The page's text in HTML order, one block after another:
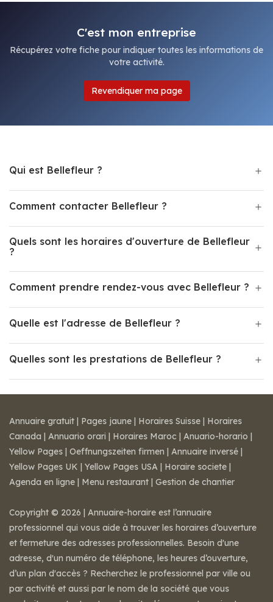
C'est mon entreprise
Récupérez votre fiche pour indiquer toutes les informations de
votre activité.
Revendiquer ma page
Qui est Bellefleur ?
Comment contacter Bellefleur ?
Quels sont les horaires d'ouverture de Bellefleur
?
Comment prendre rendez-vous avec Bellefleur ?
Quelle est l'adresse de Bellefleur ?
Quelles sont les prestations de Bellefleur ?
Annuaire gratuit | Pages jaune | Horaires Suisse | Horaires
Canada | Annuario orari | Horaires Maroc | Anuario-horario |
Yellow Pages | Oeffnungszeiten firmen | Annuaire inversé |
Yellow Pages UK | Yellow Pages USA | Horaire societe |
Agenda en ligne | Menu restaurant | Gestion de chantier
Copyright © 2026 | Annuaire-horaire est l’annuaire
professionnel qui vous aide à trouver les horaires d’ouverture
et fermeture des adresses professionnelles. Besoin d'une
adresse, d'un numéro de téléphone, les heures d’ouverture,
d’un plan d'accès ? Recherchez le professionnel par ville ou
par activité et aussi par le nom de la société que vous